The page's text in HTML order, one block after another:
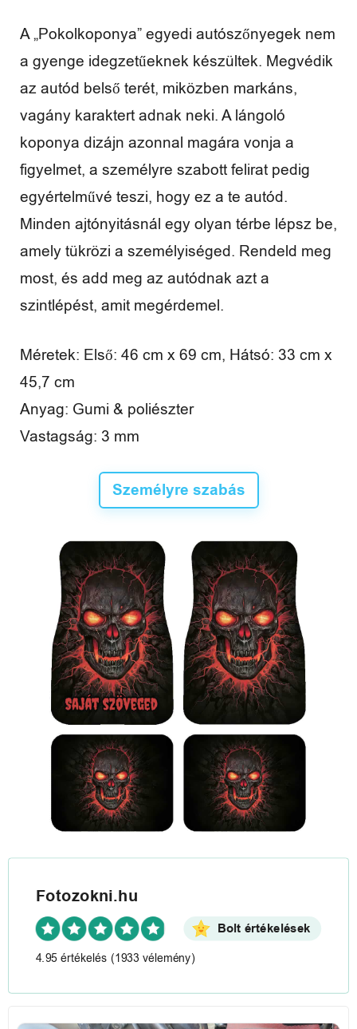
i
d
ő
V
é
l
e
m
n
y
A „Pokolkoponya” egyedi autószőnyegek nem
a gyenge idegzetűeknek készültek. Megvédik
az autód belső terét, miközben markáns,
vagány karaktert adnak neki. A lángoló
koponya dizájn azonnal magára vonja a
figyelmet, a személyre szabott felirat pedig
egyértelművé teszi, hogy ez a te autód.
Minden ajtónyitásnál egy olyan térbe lépsz be,
amely tükrözi a személyiséged. Rendeld meg
most, és add meg az autódnak azt a
szintlépést, amit megérdemel.
Méretek: Első: 46 cm x 69 cm, Hátsó: 33 cm x
45,7 cm
Anyag: Gumi & poliészter
Vastagság: 3 mm
Személyre szabás
Fotozokni.hu
Bolt értékelések
4.95 értékelés (1933 vélemény)